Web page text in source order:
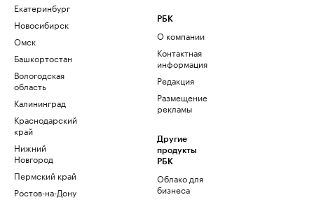
Екатеринбург
Новосибирск
Омск
Башкортостан
Вологодская
область
Калининград
Краснодарский
край
Нижний
Новгород
Пермский край
Ростов-на-Дону
РБК
О компании
Контактная
информация
Редакция
Размещение
рекламы
Другие
продукты
РБК
Облако для
бизнеса